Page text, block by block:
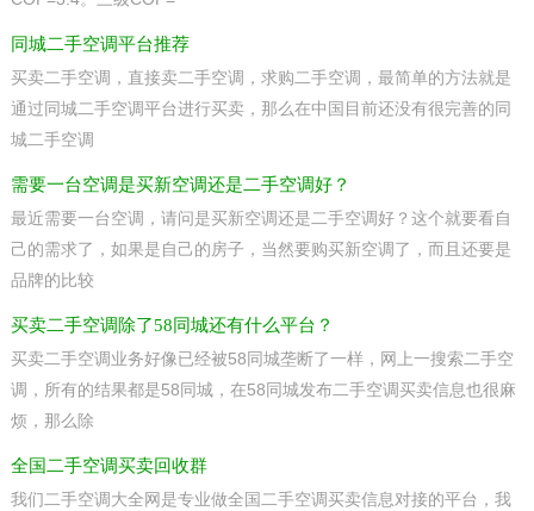
同城二手空调平台推荐
买卖二手空调，直接卖二手空调，求购二手空调，最简单的方法就是
通过同城二手空调平台进行买卖，那么在中国目前还没有很完善的同
城二手空调
需要一台空调是买新空调还是二手空调好？
最近需要一台空调，请问是买新空调还是二手空调好？这个就要看自
己的需求了，如果是自己的房子，当然要购买新空调了，而且还要是
品牌的比较
买卖二手空调除了58同城还有什么平台？
买卖二手空调业务好像已经被58同城垄断了一样，网上一搜索二手空
调，所有的结果都是58同城，在58同城发布二手空调买卖信息也很麻
烦，那么除
全国二手空调买卖回收群
我们二手空调大全网是专业做全国二手空调买卖信息对接的平台，我